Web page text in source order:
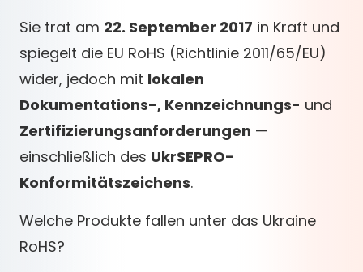
Sie trat am 22. September 2017 in Kraft und
spiegelt die EU RoHS (Richtlinie 2011/65/EU)
wider, jedoch mit lokalen
Dokumentations-, Kennzeichnungs- und
Zertifizierungsanforderungen —
einschließlich des UkrSEPRO-
Konformitätszeichens.
Welche Produkte fallen unter das Ukraine
RoHS?